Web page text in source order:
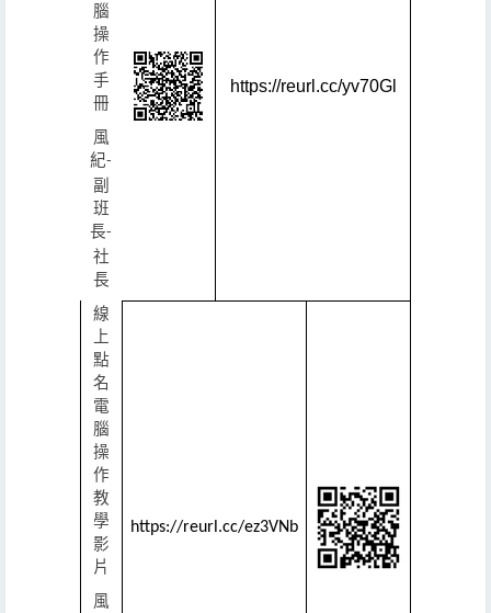
腦
操
作
手
冊
風
紀-
副
班
長-
社
長
https://reurl.cc/yv70Gl
線
上
點
名
電
腦
操
作
教
學
影
片
風
https://reurl.cc/ez3VNb